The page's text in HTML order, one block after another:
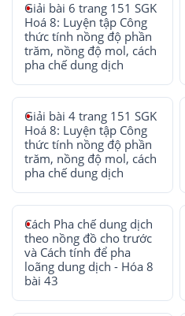
Giải bài 6 trang 151 SGK
Hoá 8: Luyện tập Công
thức tính nồng độ phần
trăm, nồng độ mol, cách
pha chế dung dịch
Giải bài 4 trang 151 SGK
Hoá 8: Luyện tập Công
thức tính nồng độ phần
trăm, nồng độ mol, cách
pha chế dung dịch
Cách Pha chế dung dịch
theo nồng đồ cho trước
và Cách tính để pha
loãng dung dịch - Hóa 8
bài 43